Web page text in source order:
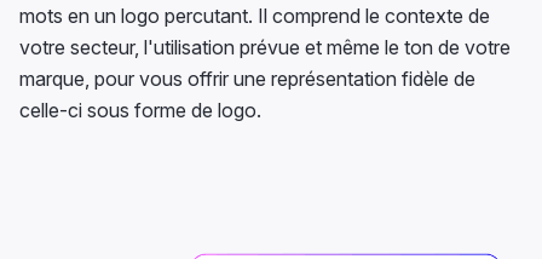
mots en un logo percutant. Il comprend le contexte de
votre secteur, l'utilisation prévue et même le ton de votre
marque, pour vous offrir une représentation fidèle de
celle-ci sous forme de logo.